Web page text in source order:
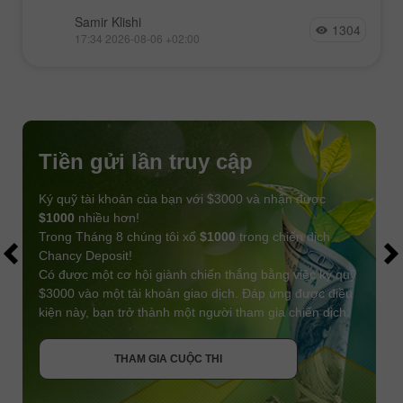
Samir Klishi
17:34 2026-08-06 +02:00 1304
THAM GIA CUỘC THI
Tiền gửi lần truy cập
Ký quỹ tài khoản của bạn với $3000 và nhận được
$1000 nhiều hơn!
Trong Tháng 8 chúng tôi xổ $1000 trong chiến dịch
Chancy Deposit!
Có được một cơ hội giành chiến thắng bằng việc ký quỹ
$3000 vào một tài khoản giao dịch. Đáp ứng được điều
kiện này, bạn trở thành một người tham gia chiến dịch.
THAM GIA CUỘC THI
NHẬN THƯỞNG